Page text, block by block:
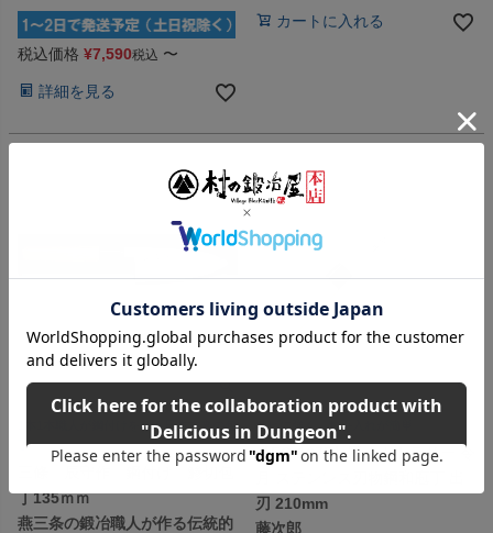
税込価格 ¥7,590税込 〜
詳細を見る
カートに入れる
1本1本職人が鋼付けを行う日本古来の包
丁
丁135ｍｍ
燕三条の鍛冶職人が作る伝統的
サビに強く、お手入れが簡単
【FC-1075】富士カトラリー 令
刃 210mm
藤次郎